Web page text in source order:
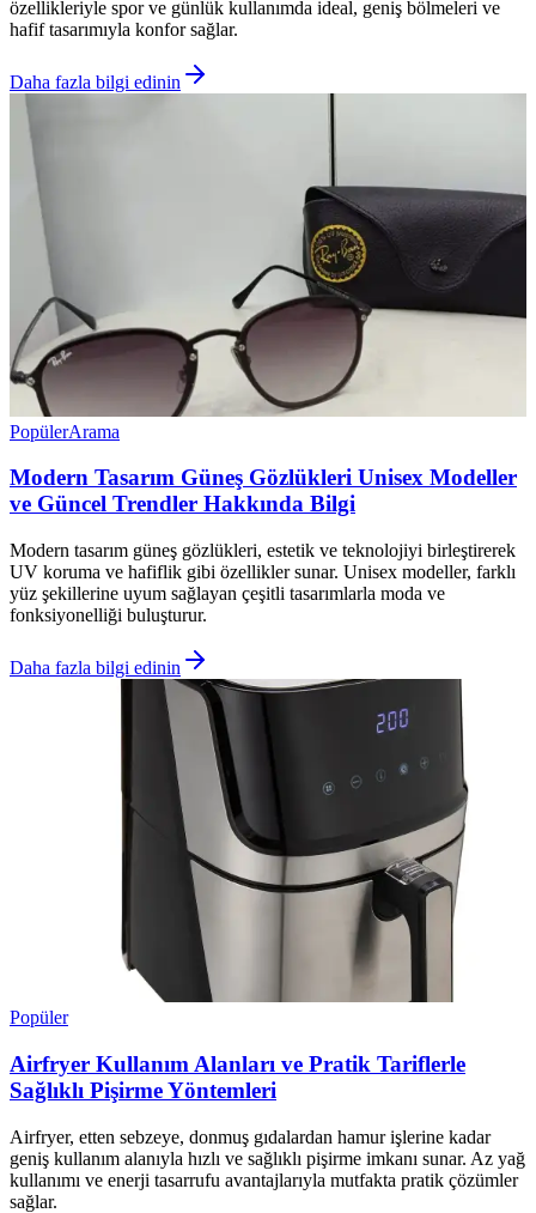
özellikleriyle spor ve günlük kullanımda ideal, geniş bölmeleri ve
hafif tasarımıyla konfor sağlar.
Daha fazla bilgi edinin
PopülerArama
Modern Tasarım Güneş Gözlükleri Unisex Modeller
ve Güncel Trendler Hakkında Bilgi
Modern tasarım güneş gözlükleri, estetik ve teknolojiyi birleştirerek
UV koruma ve hafiflik gibi özellikler sunar. Unisex modeller, farklı
yüz şekillerine uyum sağlayan çeşitli tasarımlarla moda ve
fonksiyonelliği buluşturur.
Daha fazla bilgi edinin
Popüler
Airfryer Kullanım Alanları ve Pratik Tariflerle
Sağlıklı Pişirme Yöntemleri
Airfryer, etten sebzeye, donmuş gıdalardan hamur işlerine kadar
geniş kullanım alanıyla hızlı ve sağlıklı pişirme imkanı sunar. Az yağ
kullanımı ve enerji tasarrufu avantajlarıyla mutfakta pratik çözümler
sağlar.